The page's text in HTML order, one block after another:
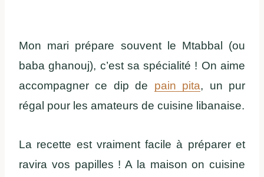
Mon mari prépare souvent le Mtabbal (ou
baba ghanouj), c’est sa spécialité ! On aime
accompagner ce dip de pain pita, un pur
régal pour les amateurs de cuisine libanaise.
La recette est vraiment facile à préparer et
ravira vos papilles ! A la maison on cuisine